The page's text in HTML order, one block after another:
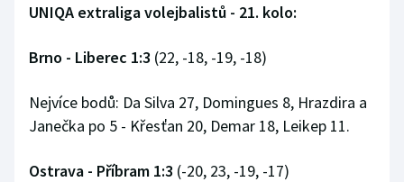
UNIQA extraliga volejbalistů - 21. kolo:
Brno - Liberec 1:3 (22, -18, -19, -18)
Nejvíce bodů: Da Silva 27, Domingues 8, Hrazdira a
Janečka po 5 - Křesťan 20, Demar 18, Leikep 11.
Ostrava - Příbram 1:3 (-20, 23, -19, -17)